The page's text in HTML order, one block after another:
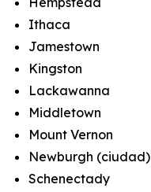
Ithaca
Jamestown
Kingston
Lackawanna
Middletown
Mount Vernon
Newburgh (ciudad)
Schenectady